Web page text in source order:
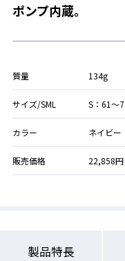
ポンプ内蔵。
質量 134g
サイズ/SML S：61～
カラー ネイビー
販売価格 22,858円
製品特長